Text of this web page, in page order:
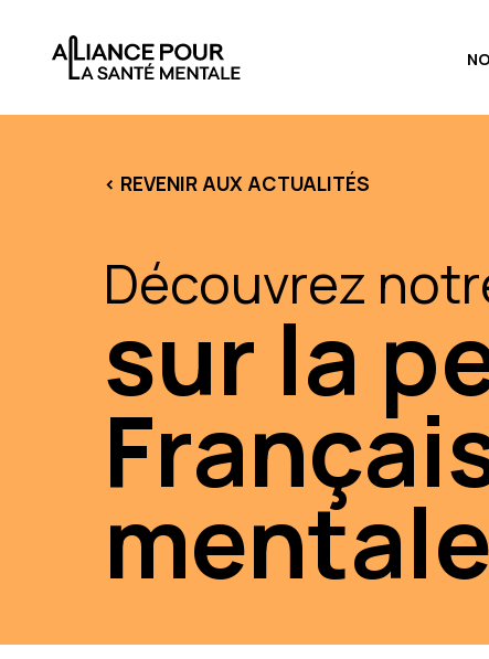
< REVENIR AUX ACTUALITÉS
Découvrez
sur la